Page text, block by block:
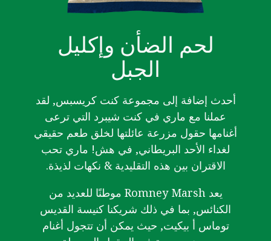
لحم الضأن وإكليل
الجبل
أحدث إضافة إلى مجموعة كنت كريسبس, لقد
عملنا مع ماري في كنت شيبرد التي ترعى
أغنامها حقول مزرعة عائلتها لخلق طعم حقيقي
لغداء الأحد البريطاني, في هش! ماري تحب
الاقتران بين هذه التقليدية & نكهات لذيذة.
يعد Romney Marsh موطنًا للعديد من
الكنائس, بما في ذلك شريكنا كنيسة القديس
توماس أ بيكيت, حيث يمكن أن تتجول أغنام